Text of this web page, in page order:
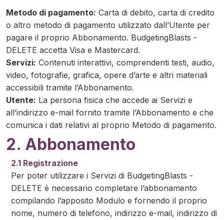
Metodo di pagamento: Carta di debito, carta di credito
o altro metodo di pagamento utilizzato dall’Utente per
pagare il proprio Abbonamento. BudgetingBlasts -
DELETE accetta Visa e Mastercard.
Servizi: Contenuti interattivi, comprendenti testi, audio,
video, fotografie, grafica, opere d’arte e altri materiali
accessibili tramite l’Abbonamento.
Utente: La persona fisica che accede ai Servizi e
all’indirizzo e-mail fornito tramite l’Abbonamento e che
comunica i dati relativi al proprio Metodo di pagamento.
2. Abbonamento
2.1 Registrazione
Per poter utilizzare i Servizi di BudgetingBlasts -
DELETE è necessario completare l’abbonamento
compilando l’apposito Modulo e fornendo il proprio
nome, numero di telefono, indirizzo e-mail, indirizzo di